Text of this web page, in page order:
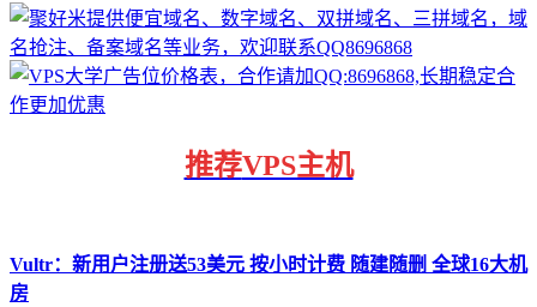
推荐VPS主机
Vultr：新用户注册送53美元 按小时计费 随建随删 全球16大机
房